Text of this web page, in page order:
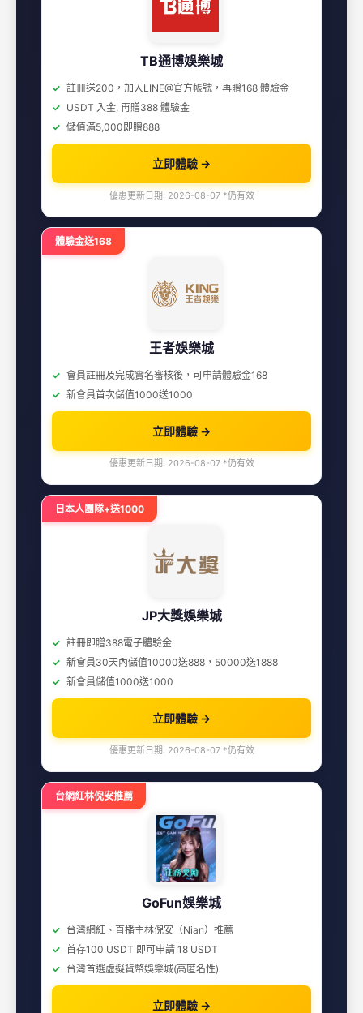
TB通博娛樂城
註冊送200，加入LINE@官方帳號，再贈168 體驗金
USDT 入金, 再贈388 體驗金
儲值滿5,000即贈888
立即體驗 →
優惠更新日期: 2026-08-07 *仍有效
體驗金送168
王者娛樂城
會員註冊及完成實名審核後，可申請體驗金168
新會員首次儲值1000送1000
立即體驗 →
優惠更新日期: 2026-08-07 *仍有效
日本人團隊+送1000
JP大獎娛樂城
註冊即贈388電子體驗金
新會員30天內儲值10000送888，50000送1888
新會員儲值1000送1000
立即體驗 →
優惠更新日期: 2026-08-07 *仍有效
台網紅林倪安推薦
GoFun娛樂城
台灣網紅、直播主林倪安（Nian）推薦
首存100 USDT 即可申請 18 USDT
台灣首選虛擬貨幣娛樂城(高匿名性)
立即體驗 →